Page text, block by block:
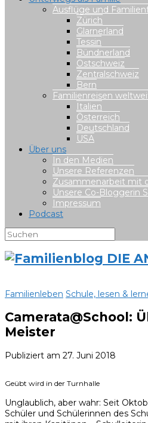
Ausflüge und
Zürich
Glarnerland
Tessin
Bündnerland
Ostschweiz
Zentralschweiz
Bern
Familienreisen
Italien
Österreich
Deutschland
USA
Über uns
In den Medien
Unsere Referenzen
Zusammenarbeit mit
Unsere Co-Bloggerin
Impressum
Podcast
Familienleben Schule, lesen &
Camerata@School:
Meister
Publiziert am 27. Juni 2018
Geübt wird in der Turnhalle
Unglaublich, aber wahr: Seit
Schüler und Schülerinnen des